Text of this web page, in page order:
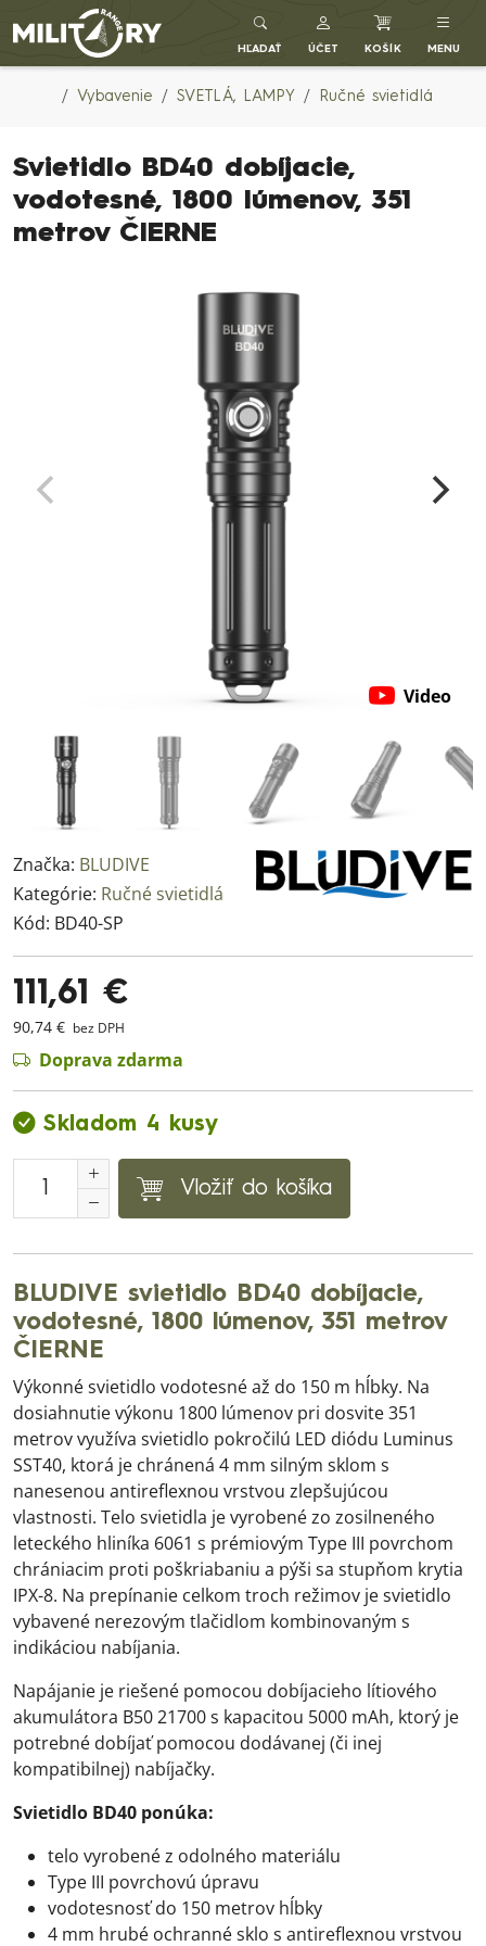
Army shop MILITARY RANGE SK
HĽADAŤ ÚČET KOŠÍK MENU
Vybavenie SVETLÁ, LAMPY Ručné svietidlá
Svietidlo BD40 dobíjacie,
vodotesné, 1800 lúmenov, 351
metrov ČIERNE
Video
Značka: BLUDIVE
Kategórie: Ručné svietidlá
Kód: BD40-SP
111,61 €
90,74 € bez DPH
Doprava zdarma
Skladom 4 kusy
Vložiť do košíka
BLUDIVE svietidlo BD40 dobíjacie,
vodotesné, 1800 lúmenov, 351 metrov
ČIERNE
Výkonné svietidlo vodotesné až do 150 m hĺbky. Na
dosiahnutie výkonu 1800 lúmenov pri dosvite 351
metrov využíva svietidlo pokročilú LED diódu Luminus
SST40, ktorá je chránená 4 mm silným sklom s
nanesenou antireflexnou vrstvou zlepšujúcou
vlastnosti. Telo svietidla je vyrobené zo zosilneného
leteckého hliníka 6061 s prémiovým Type III povrchom
chrániacim proti poškriabaniu a pýši sa stupňom krytia
IPX-8. Na prepínanie celkom troch režimov je svietidlo
vybavené nerezovým tlačidlom kombinovaným s
indikáciou nabíjania.
Napájanie je riešené pomocou dobíjacieho lítiového
akumulátora B50 21700 s kapacitou 5000 mAh, ktorý je
potrebné dobíjať pomocou dodávanej (či inej
kompatibilnej) nabíjačky.
Svietidlo BD40 ponúka:
telo vyrobené z odolného materiálu
Type III povrchovú úpravu
vodotesnosť do 150 metrov hĺbky
4 mm hrubé ochranné sklo s antireflexnou vrstvou